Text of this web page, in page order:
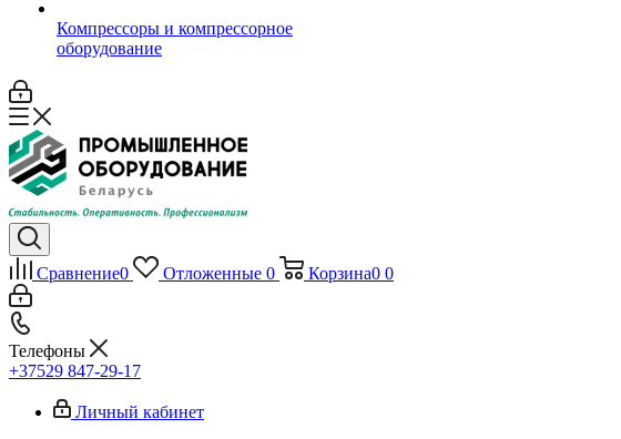
Компрессоры и компрессорное
оборудование
Сравнение0 Отложенные 0 Корзина0 0
Телефоны
+37529 847-29-17‬
Личный кабинет